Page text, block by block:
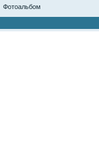
Фотоальбом